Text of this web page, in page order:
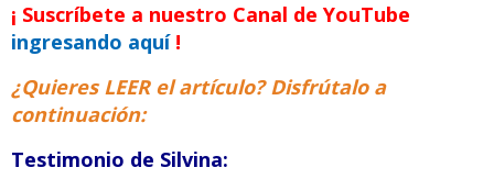
¡ Suscríbete a nuestro Canal de YouTube
ingresando aquí!
¿Quieres LEER el artículo? Disfrútalo a
continuación:
Testimonio de Silvina: